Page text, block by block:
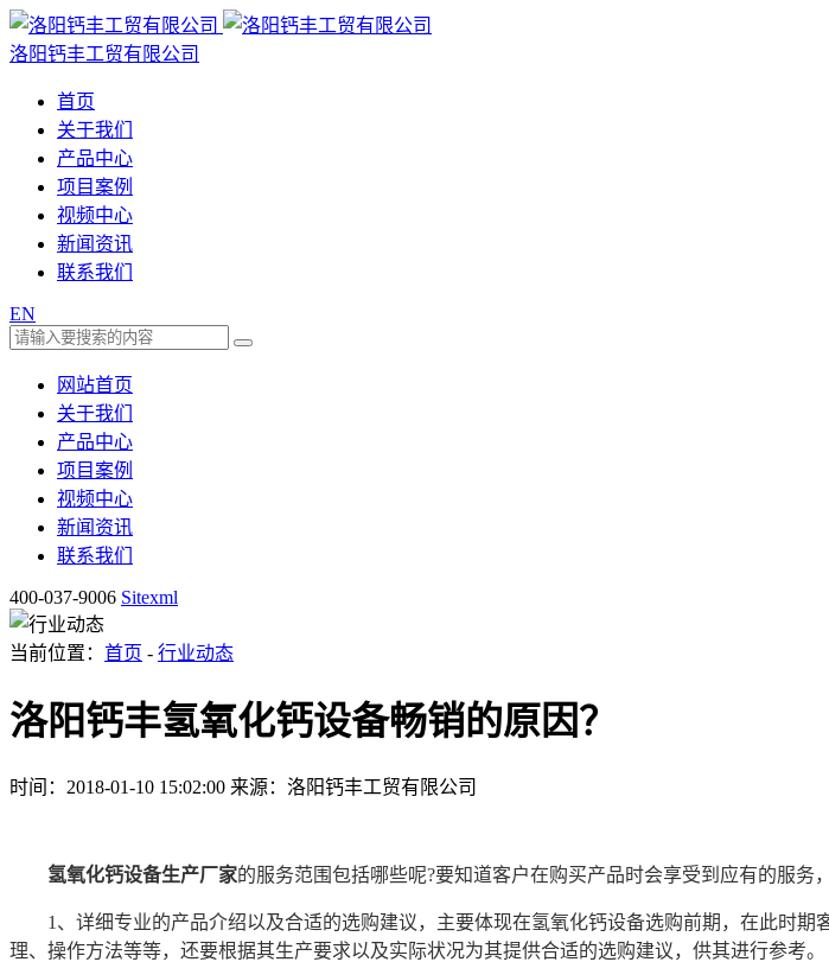
洛阳钙丰工贸有限公司
首页
关于我们
产品中心
项目案例
视频中心
新闻资讯
联系我们
EN
网站首页
关于我们
产品中心
项目案例
视频中心
新闻资讯
联系我们
400-037-9006 Sitexml
当前位置： 首页 - 行业动态
洛阳钙丰氢氧化钙设备畅销的原因？
时间：2018-01-10 15:02:00 来源：洛阳钙丰工贸有限公司
氢氧化钙设备生产厂家的服务范围包括哪些呢?要知道客户在购买产品时会享受到应有的服
1、详细专业的产品介绍以及合适的选购建议，主要体现在氢氧化钙设备选购前期，在此时期
理、操作方法等等，还要根据其生产要求以及实际状况为其提供合适的选购建议，供其进行参考。